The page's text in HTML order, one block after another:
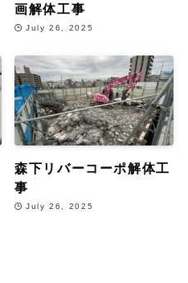
画解体工事
July 26, 2025
森下リバーコーポ解体工
事
July 26, 2025